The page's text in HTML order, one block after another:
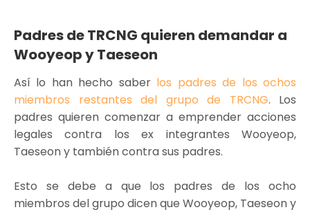
Padres de TRCNG quieren demandar a
Wooyeop y Taeseon
Así lo han hecho saberlos padres de los ochos
miembros restantes del grupo de TRCNG. Los
padres quieren comenzar a emprender acciones
legales contra los ex integrantes Wooyeop,
Taeseon y también contra sus padres.
Esto se debe a que los padres de los ocho
miembros del grupo dicen que Wooyeop, Taeseon y